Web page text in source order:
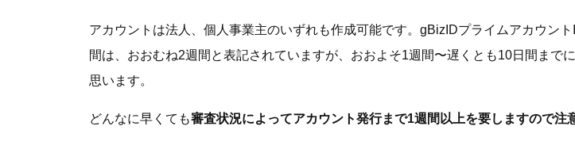
アカウントは法人、個人事業主のいずれも作成可能です。gBizIDプライムアカウン
間は、おおむね2週間と表記されていますが、おおよそ1週間〜遅くとも10日間まで
思います。
どんなに早くても審査状況によってアカウント発行まで1週間以上を要しますので注